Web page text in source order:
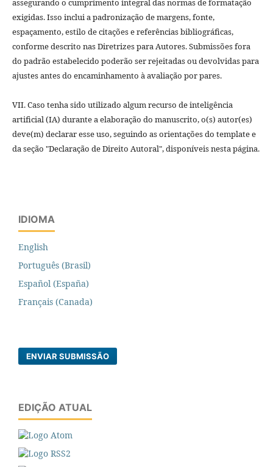
assegurando o cumprimento integral das normas de formatação
exigidas. Isso inclui a padronização de margens, fonte,
espaçamento, estilo de citações e referências bibliográficas,
conforme descrito nas Diretrizes para Autores. Submissões fora
do padrão estabelecido poderão ser rejeitadas ou devolvidas para
ajustes antes do encaminhamento à avaliação por pares.
VII. Caso tenha sido utilizado algum recurso de inteligência
artificial (IA) durante a elaboração do manuscrito, o(s) autor(es)
deve(m) declarar esse uso, seguindo as orientações do template e
da seção "Declaração de Direito Autoral", disponíveis nesta página.
IDIOMA
English
Português (Brasil)
Español (España)
Français (Canada)
ENVIAR SUBMISSÃO
EDIÇÃO ATUAL